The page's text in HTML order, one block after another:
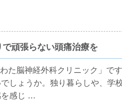
頑張らない頭痛治療を
た脳神経外科クリニック」で
しょうか。独り暮らしや、
を感じ …